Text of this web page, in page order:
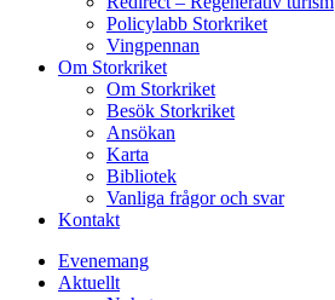
Policylabb Storkriket
Vingpennan
Om Storkriket
Om Storkriket
Besök Storkriket
Ansökan
Karta
Bibliotek
Vanliga frågor och svar
Kontakt
Evenemang
Aktuellt